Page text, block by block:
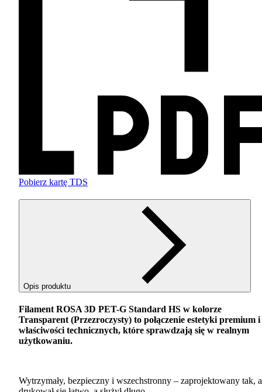
Pobierz kartę TDS
Opis produktu
Filament ROSA 3D PET-G Standard HS w kolorze
Transparent (Przezroczysty) to połączenie estetyki premium i
właściwości technicznych, które sprawdzają się w realnym
użytkowaniu.
Wytrzymały, bezpieczny i wszechstronny – zaprojektowany tak,